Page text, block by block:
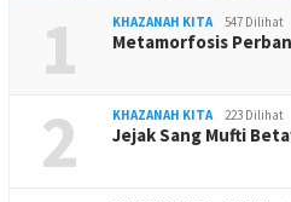
1 KHAZANAH KITA 547 Dilihat
Metamorfosis
2 KHAZANAH KITA 223 Dilihat
Jejak Sang Mufti